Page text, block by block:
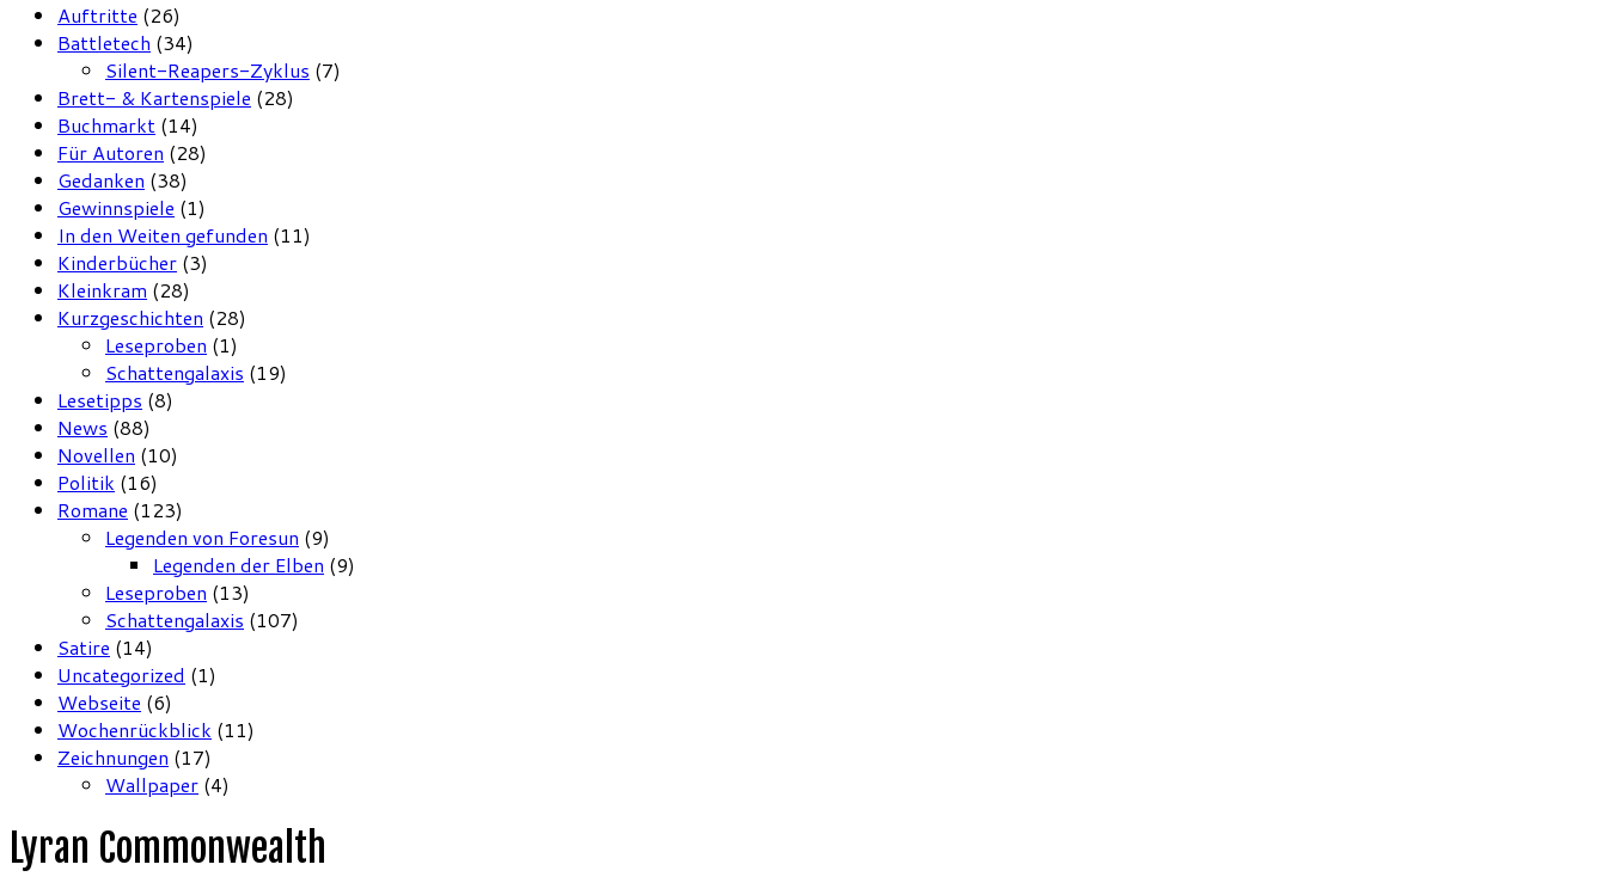
Auftritte (26)
Battletech (34)
Silent-Reapers-Zyklus (7)
Brett- & Kartenspiele (28)
Buchmarkt (14)
Für Autoren (28)
Gedanken (38)
Gewinnspiele (1)
In den Weiten gefunden (11)
Kinderbücher (3)
Kleinkram (28)
Kurzgeschichten (28)
Leseproben (1)
Schattengalaxis (19)
Lesetipps (8)
News (88)
Novellen (10)
Politik (16)
Romane (123)
Legenden von Foresun (9)
Legenden der Elben (9)
Leseproben (13)
Schattengalaxis (107)
Satire (14)
Uncategorized (1)
Webseite (6)
Wochenrückblick (11)
Zeichnungen (17)
Wallpaper (4)
Lyran Commonwealth